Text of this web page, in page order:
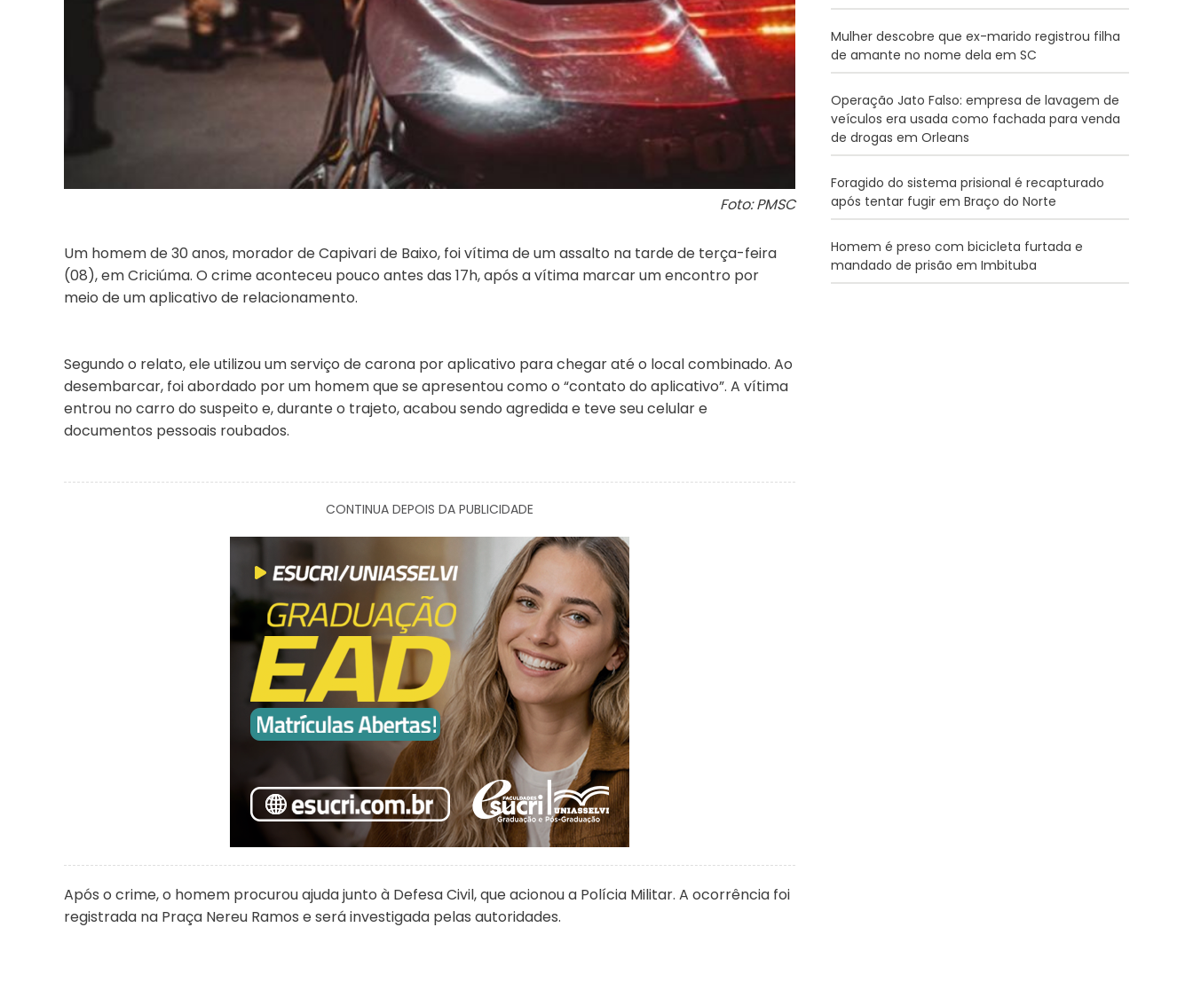
Foto: PMSC
Um homem de 30 anos, morador de Capivari de Baixo, foi vítima de um assalto na tarde de terça-feira
(08), em Criciúma. O crime aconteceu pouco antes das 17h, após a vítima marcar um encontro por
meio de um aplicativo de relacionamento.
Segundo o relato, ele utilizou um serviço de carona por aplicativo para chegar até o local combinado. Ao
desembarcar, foi abordado por um homem que se apresentou como o “contato do aplicativo”. A vítima
entrou no carro do suspeito e, durante o trajeto, acabou sendo agredida e teve seu celular e
documentos pessoais roubados.
CONTINUA DEPOIS DA PUBLICIDADE
Após o crime, o homem procurou ajuda junto à Defesa Civil, que acionou a Polícia Militar. A ocorrência foi
registrada na Praça Nereu Ramos e será investigada pelas autoridades.
Mulher descobre que ex-marido registrou filha
de amante no nome dela em SC
Operação Jato Falso: empresa de lavagem de
veículos era usada como fachada para venda
de drogas em Orleans
Foragido do sistema prisional é recapturado
após tentar fugir em Braço do Norte
Homem é preso com bicicleta furtada e
mandado de prisão em Imbituba